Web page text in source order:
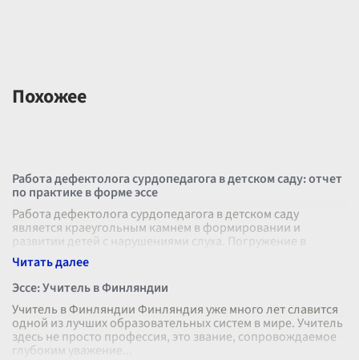
Похожее
Работа дефектолога сурдопедагога в детском саду: отчет
по практике в форме эссе
Работа дефектолога сурдопедагога в детском саду
является краеугольным камнем в формировании и
развитии детей с нарушениями слуха. Погружение в
практическую деятельность в данном на
Эссе: Учитель в Финляндии
Учитель в Финляндии Финляндия уже много лет славится
одной из лучших образовательных систем в мире. Учитель
здесь не просто профессия, это звание, сопровождаемое
глубоким уважение